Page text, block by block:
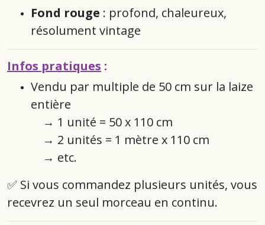
Fond rouge : profond, chaleureux,
résolument vintage
Infos pratiques :
Vendu par multiple de 50 cm sur la laize
entière
→ 1 unité = 50 x 110 cm
→ 2 unités = 1 mètre x 110 cm
→ etc.
✅ Si vous commandez plusieurs unités, vous
recevrez un seul morceau en continu.